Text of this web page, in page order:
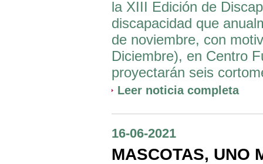
la XIII Edición de
discapacidad que
de noviembre, con
Diciembre), en Centro
proyectarán seis
Leer noticia completa
16-06-2021
MASCOTAS, UNO